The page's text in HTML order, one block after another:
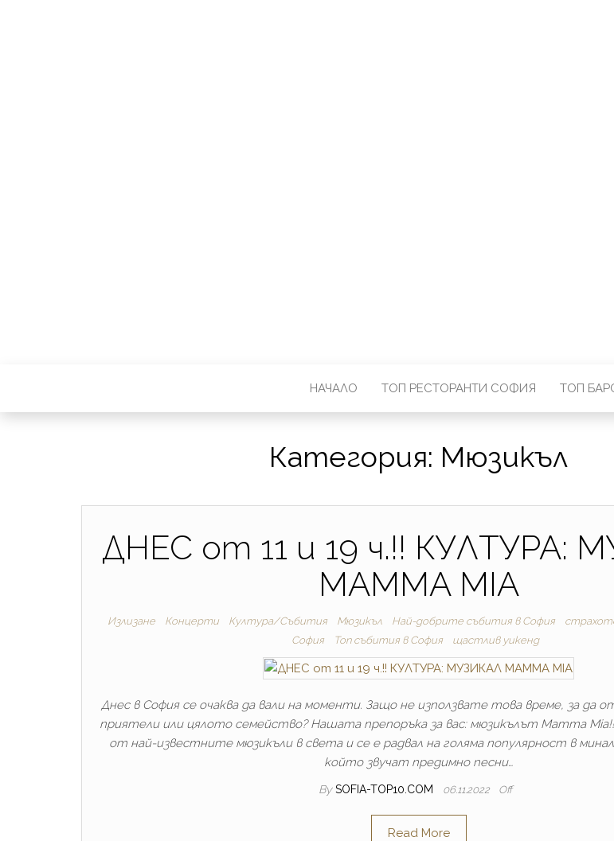
НАЧАЛО ТОП РЕСТОРАНТИ СОФИЯ ТОП
Категория: Мюзикъл
ДНЕС от 11 и 19 ч.!! КУЛТУРА:
MAMMA MIA
Излизане Концерти Култура/Събития Мюзикъл Най-добрите cъбития в София
София
Топ събития в София щастлив уикенд
Днес в София се очаква да вали на моменти. Защо не използвате това време, за да
приятели или цялото семейство? Нашата препоръка за вас: мюзикълът Mamma
от най-известните мюзикъли в света и се е радвал на голяма популярност в
който звучат предимно песни…
By SOFIA-TOP10.COM 06.11.2022 Off
Read More